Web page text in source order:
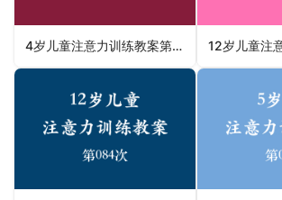
4岁儿童注意力训练教案第028次 共96次